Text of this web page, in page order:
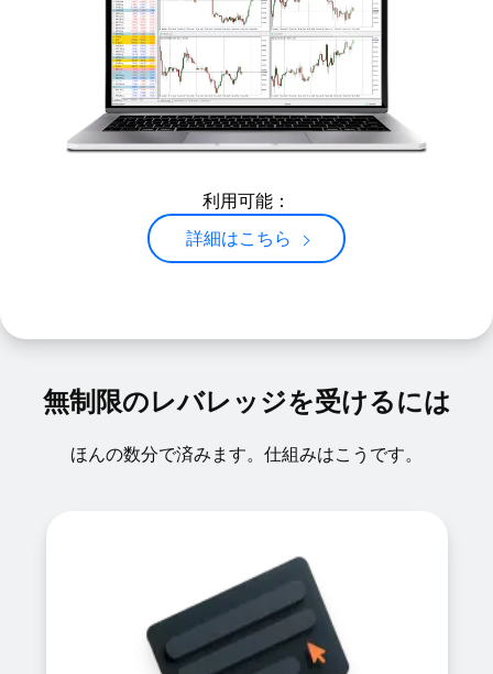
利用可能：
詳細はこちら
無制限のレバレッジを受けるには
ほんの数分で済みます。仕組みはこうです。